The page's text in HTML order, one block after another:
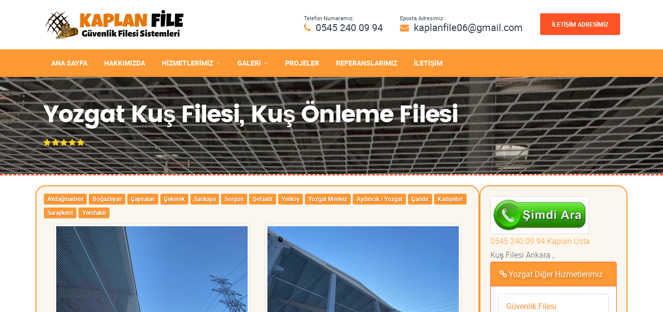
Telefon Numaramız:
0545 240 09 94
Eposta Adresimiz :
kaplanfile06@gmail.com İLETİŞİM ADRESİMİZ
ANA SAYFA HAKKIMIZDA HIZMETLERIMIZ GALERİ PROJELER REFERANSLARIMIZ İLETİŞİM
Yozgat Kuş Filesi, Kuş Önleme Filesi
Akdağmadeni Boğazlıyan Çayıralan Çekerek Sarıkaya Sorgun Şefaatli Yerköy Yozgat Merkez Aydıncık / Yozgat Çandır
Kadışehri
Saraykent
Yenifakılı
0545 240 09 94 Kaplan Usta
Kuş Filesi Ankara ,
Yozgat Diğer Hizmetlerimiz
Güvenlik Filesi